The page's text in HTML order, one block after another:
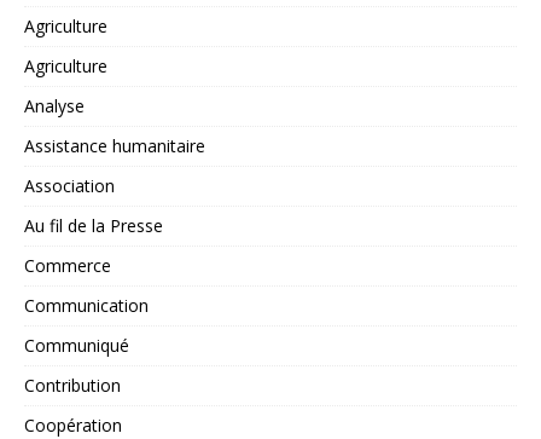
Agriculture
Agriculture
Analyse
Assistance humanitaire
Association
Au fil de la Presse
Commerce
Communication
Communiqué
Contribution
Coopération